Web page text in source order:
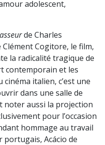
adolescent,
de Charles
Clément Cogitore, le film,
la radicalité tragique de
contemporain et les
italien, c’est une
dans une salle de
noter aussi la projection
pour l’occasion
hommage au travail
Acácio de